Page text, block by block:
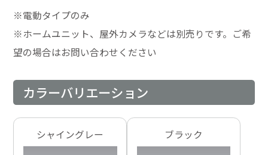
※電動タイプのみ
※ホームユニット、屋外カメラなどは別売りです。ご希
望の場合はお問い合わせください
カラーバリエーション
シャイングレー ブラック